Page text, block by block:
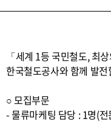
「세계 1등 국민철도, 최
한국철도공사와 함께 발
○ 모집부문
- 물류마케팅 담당 : 1명(